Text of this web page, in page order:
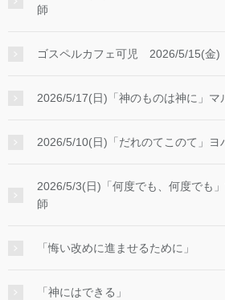
師
ゴスペルカフェ可児 2026/5/15(金)
2026/5/17(日)「神のものは神に」
2026/5/10(日)「だれのてこのて」
2026/5/3(日)「何度でも、何度でも
師
「悔い改めに進ませるために」
「神にはできる」